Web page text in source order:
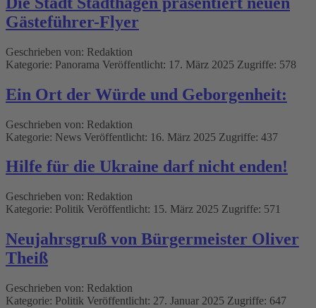
Gästeführer-Flyer
Geschrieben von: Redaktion
Kategorie: Panorama Veröffentlicht: 17. März 2025 Zugriffe: 578
Ein Ort der Würde und Geborgenheit:
Geschrieben von: Redaktion
Kategorie: News Veröffentlicht: 16. März 2025 Zugriffe: 437
Hilfe für die Ukraine darf nicht enden!
Geschrieben von: Redaktion
Kategorie: Politik Veröffentlicht: 15. März 2025 Zugriffe: 571
Neujahrsgruß von Bürgermeister Oliver
Theiß
Geschrieben von: Redaktion
Kategorie: Politik Veröffentlicht: 27. Januar 2025 Zugriffe: 647